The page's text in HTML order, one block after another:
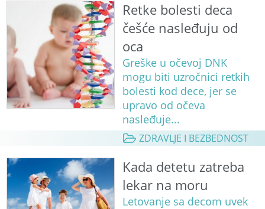
Retke bolesti deca
češće nasleđuju od
oca
Greške u očevoj DNK
mogu biti uzročnici retkih
bolesti kod dece, jer se
upravo od očeva
nasleđuje...
ZDRAVLJE I BEZBEDNOST
Kada detetu zatreba
lekar na moru
Letovanje sa decom uvek